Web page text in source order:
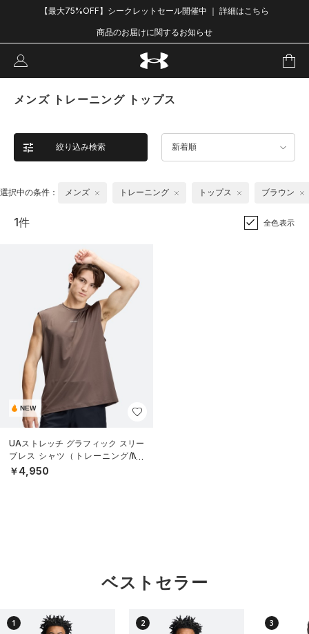
【最大75%OFF】シークレットセール開催中 ｜ 詳細はこちら
商品のお届けに関するお知らせ
メンズ トレーニング トップス
絞り込み検索 新着順
選択中の条件： メンズ トレーニング トップス ブラウン
1件 全色表示
NEW
UAストレッチ グラフィック スリー
ブレス シャツ（トレーニング/ME
N）
￥4,950
ベストセラー
1 2 3